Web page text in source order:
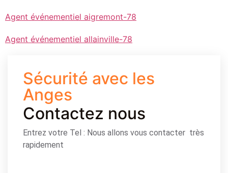
Agent événementiel aigremont-78
Agent événementiel allainville-78
Sécurité avec les
Anges
Contactez nous
Entrez votre Tel : Nous allons vous contacter très
rapidement